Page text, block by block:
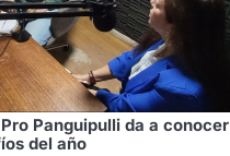
Panguipulli da a conocer
del año